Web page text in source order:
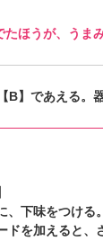
ほうが、うま
B】であえる。
、下味をつける
を加えると、